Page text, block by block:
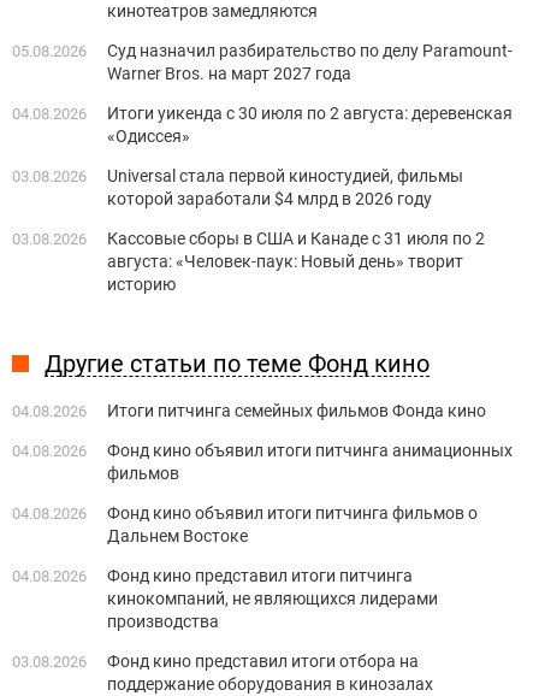
кинотеатров замедляются
05.08.2026
Суд назначил разбирательство по делу Paramount-
Warner Bros. на март 2027 года
04.08.2026
Итоги уикенда с 30 июля по 2 августа: деревенская
«Одиссея»
03.08.2026
Universal стала первой киностудией, фильмы
которой заработали $4 млрд в 2026 году
03.08.2026
Кассовые сборы в США и Канаде с 31 июля по 2
августа: «Человек-паук: Новый день» творит
историю
Другие статьи по теме Фонд кино
04.08.2026 Итоги питчинга семейных фильмов Фонда кино
04.08.2026
Фонд кино объявил итоги питчинга анимационных
фильмов
04.08.2026
Фонд кино объявил итоги питчинга фильмов о
Дальнем Востоке
04.08.2026
Фонд кино представил итоги питчинга
кинокомпаний, не являющихся лидерами
производства
03.08.2026
Фонд кино представил итоги отбора на
поддержание оборудования в кинозалах